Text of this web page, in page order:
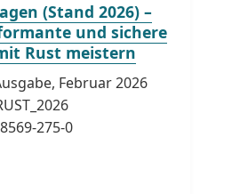
(Stand 2026) –
und sichere
Rust meistern
Februar 2026
275-0